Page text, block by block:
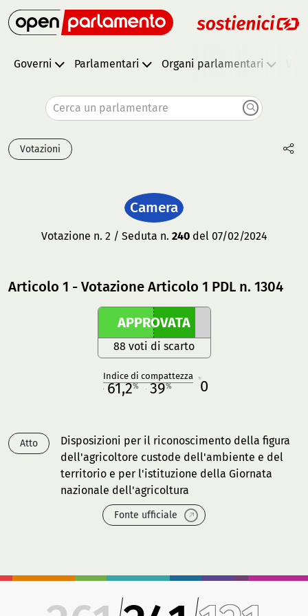
Governi Parlamentari Organi parlamentari
Cerca un parlamentare
Votazioni
Camera
Votazione n. 2 / Seduta n. 240del 07/02/2024
Articolo 1 - Votazione Articolo 1 PDL n. 1304
APPROVATA
88 voti di scarto
Indice di compattezza
61,2% 39% 0
Atto
Disposizioni per il riconoscimento della figura
dell'agricoltore custode dell'ambiente e del
territorio e per l'istituzione della Giornata
nazionale dell'agricoltura
Fonte ufficiale